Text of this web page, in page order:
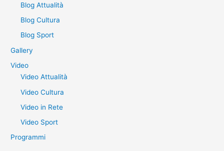
Blog Attualità
Blog Cultura
Blog Sport
Gallery
Video
Video Attualità
Video Cultura
Video in Rete
Video Sport
Programmi